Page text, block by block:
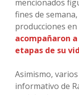
mencionados
fines de
producciones
acompañaron
etapas de su
Asimismo,
informativo de